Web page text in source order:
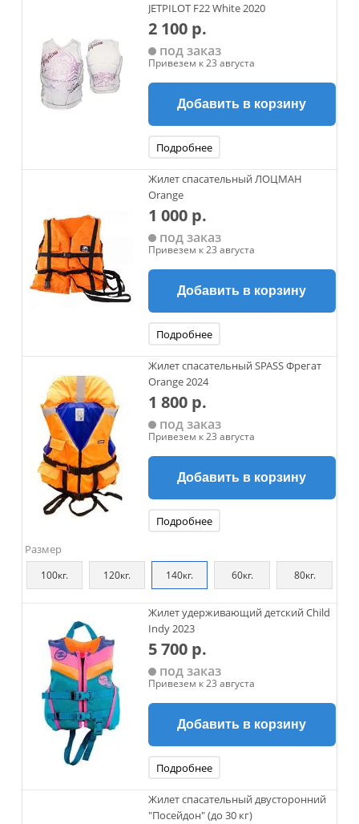
JETPILOT F22 White 2020
2 100 р.
под заказ
Привезем к 23 августа
Добавить в корзину
Подробнее
Жилет спасательный ЛОЦМАН
Orange
1 000 р.
под заказ
Привезем к 23 августа
Добавить в корзину
Подробнее
Жилет спасательный SPASS Фрегат
Orange 2024
1 800 р.
под заказ
Привезем к 23 августа
Добавить в корзину
Подробнее
Размер
100кг. 120кг. 140кг. 60кг. 80кг.
Жилет удерживающий детский Child
Indy 2023
5 700 р.
под заказ
Привезем к 23 августа
Добавить в корзину
Подробнее
Жилет спасательный двусторонний
"Посейдон" (до 30 кг)